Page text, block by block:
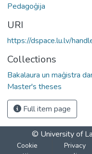
Pedagoģija
URI
https://dspace.lu.lv/
Collections
Bakalaura un maģistra
Master's theses
Full item page
© University of
Cookie
Privacy